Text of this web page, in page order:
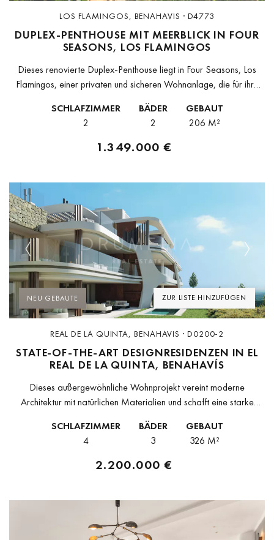
LOS FLAMINGOS, BENAHAVIS · D4773
DUPLEX-PENTHOUSE MIT MEERBLICK IN FOUR
SEASONS, LOS FLAMINGOS
Dieses renovierte Duplex-Penthouse liegt in Four Seasons, Los
Flamingos, einer privaten und sicheren Wohnanlage, die für ihre
Resort bekannt...
SCHLAFZIMMER
2
BÄDER
2
GEBAUT
206 M²
1.349.000 €
ZUR LISTE HINZUFÜGEN
Previous Next
NEU GEBAUTE
REAL DE LA QUINTA, BENAHAVIS · D0200-2
STATE-OF-THE-ART DESIGNRESIDENZEN IN EL
REAL DE LA QUINTA, BENAHAVÍS
Dieses außergewöhnliche Wohnprojekt vereint moderne
Architektur mit natürlichen Materialien und schafft eine starke
gelegen, bietet es Panoramablicke auf das Meer im Süden
SCHLAFZIMMER
4
BÄDER
3
GEBAUT
326 M²
2.200.000 €